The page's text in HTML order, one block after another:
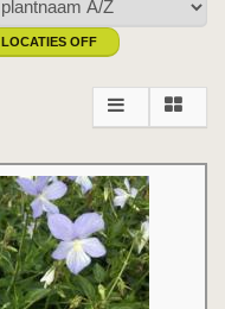
LOCATIES OFF